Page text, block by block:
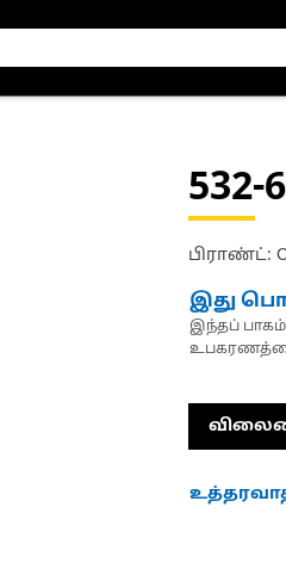
532-
பிராண்ட்:
இது
இந்தப்